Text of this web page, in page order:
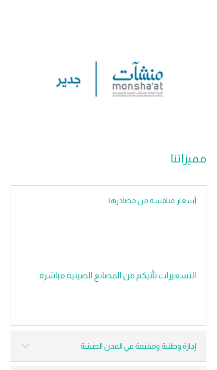
مميزاتنا
أسعار منافسة من مصادرها
التسعيرات تأتيكم من المصانع الصينية مباشرة.
إدارة وطنية ومقيمة في المدن الصينية